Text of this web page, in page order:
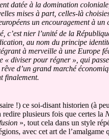
datée à la domination
mises à part, celles-là
un encouragement à
nier l’unité de la
au nom du principe
à merveille à une Europe
diviser pour régner », qui
d’un grand marché
finalement.
!) ce soi-disant historien (à
plusieurs fois que certes la
», tout cela dans un style
avec cet art de